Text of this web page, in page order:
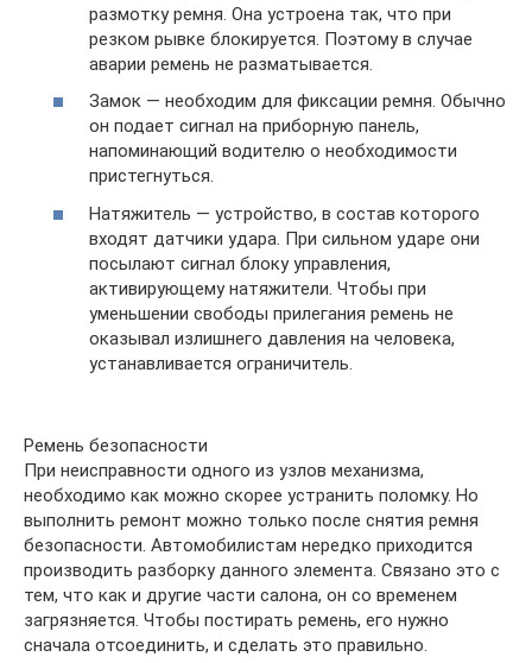
размотку ремня. Она устроена так, что при
резком рывке блокируется. Поэтому в случае
аварии ремень не разматывается.
Замок — необходим для фиксации ремня. Обычно
он подает сигнал на приборную панель,
напоминающий водителю о необходимости
пристегнуться.
Натяжитель — устройство, в состав которого
входят датчики удара. При сильном ударе они
посылают сигнал блоку управления,
активирующему натяжители. Чтобы при
уменьшении свободы прилегания ремень не
оказывал излишнего давления на человека,
устанавливается ограничитель.
Ремень безопасности
При неисправности одного из узлов механизма,
необходимо как можно скорее устранить поломку. Но
выполнить ремонт можно только после снятия ремня
безопасности. Автомобилистам нередко приходится
производить разборку данного элемента. Связано это с
тем, что как и другие части салона, он со временем
загрязняется. Чтобы постирать ремень, его нужно
сначала отсоединить, и сделать это правильно.